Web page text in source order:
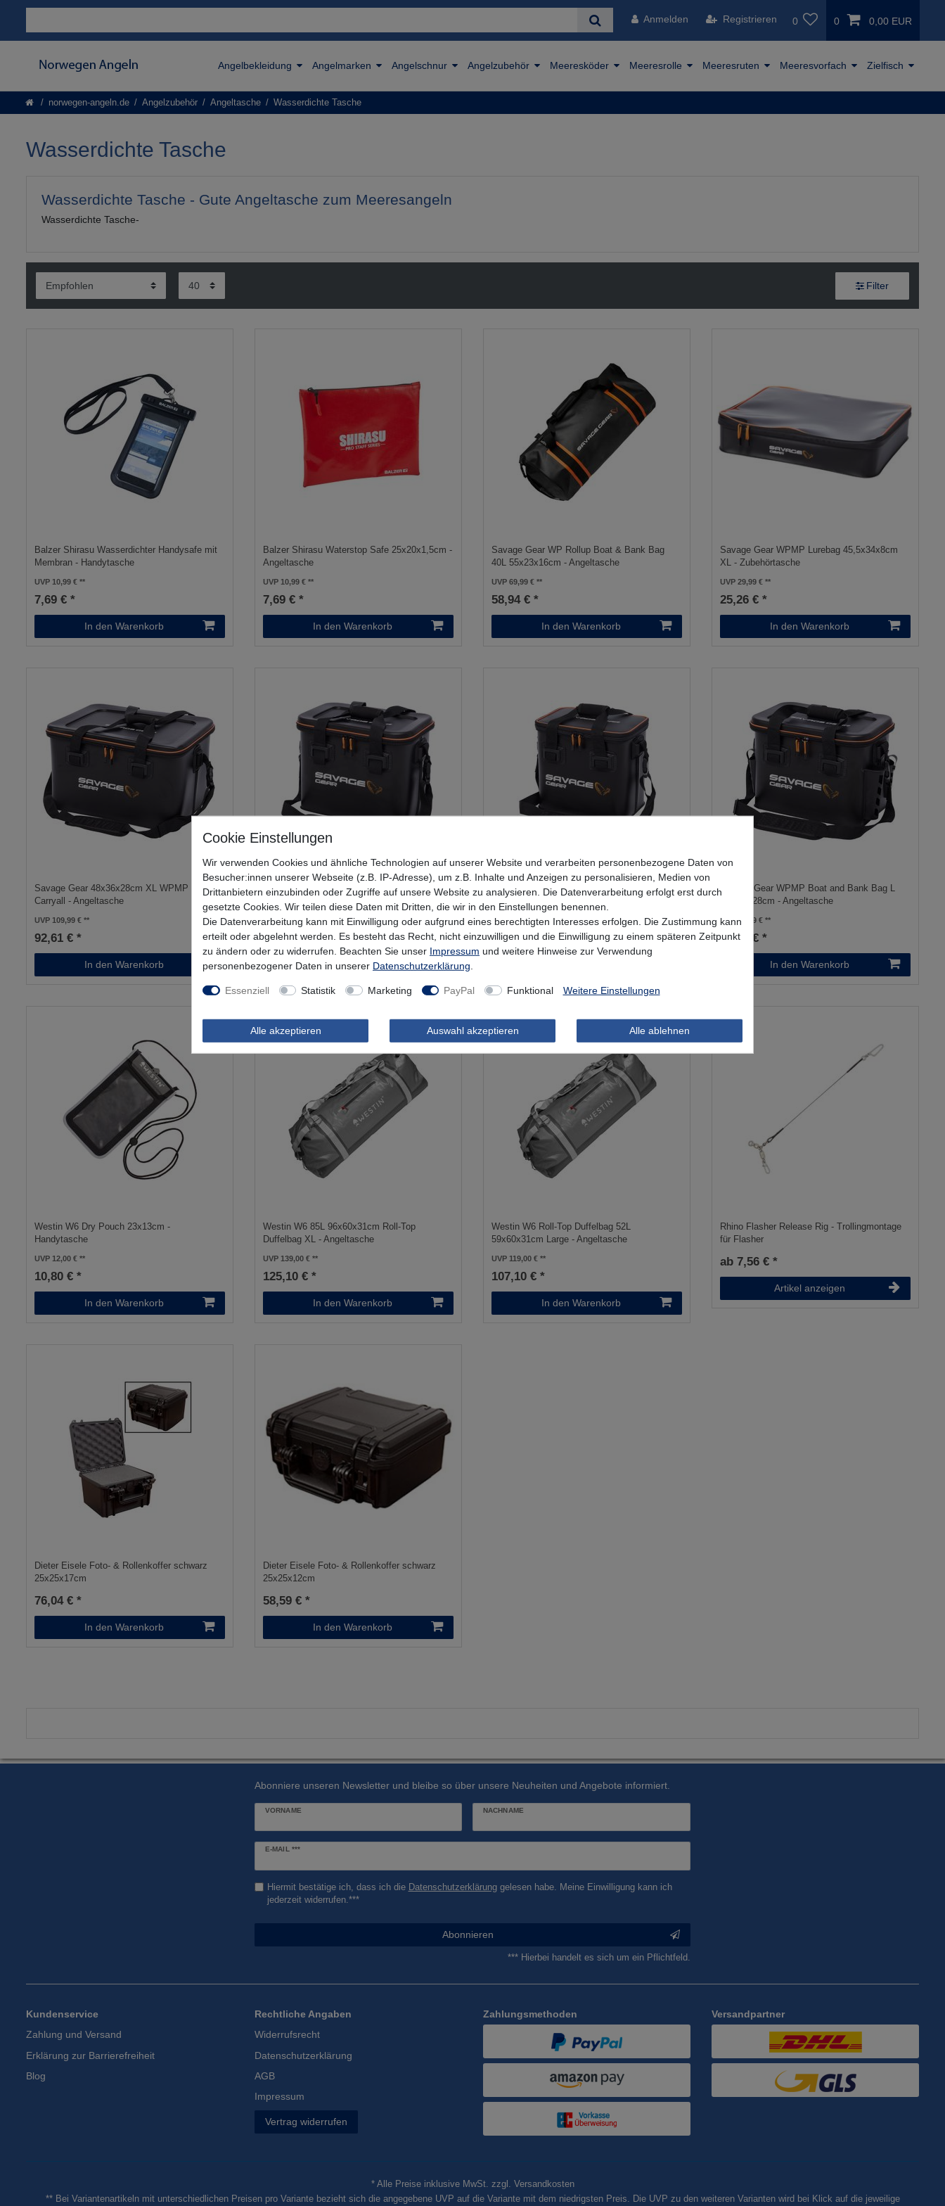
Anmelden Registrieren 0 0 0,00 EUR
Angelbekleidung Angelmarken Angelschnur Angelzubehör Meeresköder Meeresrolle Meeresruten Meeresvorfach Zielfisch
norwegen-angeln.de Angelzubehör Angeltasche Wasserdichte Tasche
Wasserdichte Tasche
Wasserdichte Tasche - Gute Angeltasche zum Meeresangeln
Wasserdichte Tasche-
Filter
Balzer Shirasu Wasserdichter Handysafe mit
Membran - Handytasche
UVP 10,99 €
7,69 € *
In den Warenkorb
Balzer Shirasu Waterstop Safe 25x20x1,5cm -
Angeltasche
UVP 10,99 €
7,69 € *
In den Warenkorb
Savage Gear WP Rollup Boat & Bank Bag
40L 55x23x16cm - Angeltasche
UVP 69,99 €
58,94 € *
In den Warenkorb
Savage Gear WPMP Lurebag 45,5x34x8cm
XL - Zubehörtasche
UVP 29,99 €
25,26 € *
In den Warenkorb
Savage Gear 48x36x28cm XL WPMP Lure
Carryall - Angeltasche
UVP 109,99 €
92,61 € *
In den Warenkorb
Savage Gear WPMP Lure Carryall L
36x23x28cm - Angeltasche
UVP 74,99 €
63,15 € *
In den Warenkorb
Savage Gear WPMP Cooler Bag L
31x22x28cm - Kühltasche
UVP 79,99 €
67,36 € *
Savage Gear WPMP Boat and Bank Bag L
36X23X28cm - Angeltasche
UVP 79,99 €
67,36 € *
In den Warenkorb
Westin W6 Dry Pouch 23x13cm -
Handytasche
UVP 12,00 €
10,80 € *
In den Warenkorb
Westin W6 85L 96x60x31cm Roll-Top
Duffelbag XL - Angeltasche
UVP 139,00 €
125,10 € *
In den Warenkorb
Westin W6 Roll-Top Duffelbag 52L
59x60x31cm Large - Angeltasche
UVP 119,00 €
107,10 € *
In den Warenkorb
Rhino Flasher Release Rig - Trollingmontage
für Flasher
ab 7,56 € *
Artikel anzeigen
Dieter Eisele Foto- & Rollenkoffer schwarz
25x25x17cm
76,04 € *
In den Warenkorb
Dieter Eisele Foto- & Rollenkoffer schwarz
25x25x12cm
58,59 € *
In den Warenkorb
Abonniere unseren Newsletter und bleibe so über unsere Neuheiten und Angebote informiert.
VORNAME NACHNAME
E-MAIL ***
Newsletter
Hiermit bestätige ich, dass ich die Daten­schutz­erklärunggelesen habe. Meine Einwilligung kann ich
jederzeit widerrufen.***
Abonnieren
*** Hierbei handelt es sich um ein Pflichtfeld.
Kundenservice
Zahlung und Versand
Erklärung zur Barrierefreiheit
Blog
Rechtliche Angaben
Widerrufsrecht
Datenschutzerklärung
AGB
Impressum
Vertrag widerrufen
Zahlungsmethoden Versandpartner
* Alle Preise inklusive MwSt. zzgl. Versandkosten
** Bei Variantenartikeln mit unterschiedlichen Preisen pro Variante bezieht sich die angegebene UVP auf die Variante mit dem niedrigsten Preis. Die UVP zu den weiteren Varianten wird bei Klick auf die jeweilige
Wir verwenden Cookies und ähnliche Technologien auf unserer Website und verarbeiten personenbezogene Daten von
Besucher:innen unserer Webseite (z.B. IP-Adresse), um z.B. Inhalte und Anzeigen zu personalisieren, Medien von
Drittanbietern einzubinden oder Zugriffe auf unsere Website zu analysieren. Die Datenverarbeitung erfolgt erst durch
gesetzte Cookies. Wir teilen diese Daten mit Dritten, die wir in den Einstellungen benennen.
Die Datenverarbeitung kann mit Einwilligung oder aufgrund eines berechtigten Interesses erfolgen. Die Zustimmung kann
erteilt oder abgelehnt werden. Es besteht das Recht, nicht einzuwilligen und die Einwilligung zu einem späteren Zeitpunkt
zu ändern oder zu widerrufen. Beachten Sie unser Impressum und weitere Hinweise zur Verwendung
personenbezogener Daten in unserer Daten­schutz­erklärung
Essenziell Statistik Marketing PayPal Funktional Weitere Einstellungen
Alle akzeptieren Auswahl akzeptieren Alle ablehnen